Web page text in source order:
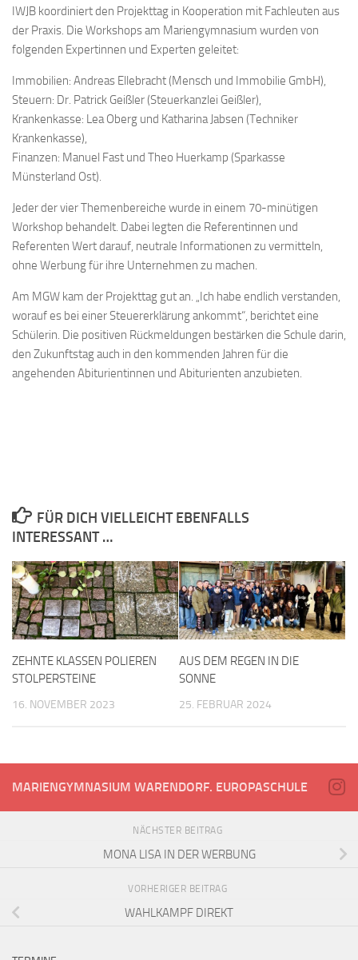
IWJB koordiniert den Projekttag in Kooperation mit Fachleuten aus
der Praxis. Die Workshops am Mariengymnasium wurden von
folgenden Expertinnen und Experten geleitet:
Immobilien: Andreas Ellebracht (Mensch und Immobilie GmbH),
Steuern: Dr. Patrick Geißler (Steuerkanzlei Geißler),
Krankenkasse: Lea Oberg und Katharina Jabsen (Techniker
Krankenkasse),
Finanzen: Manuel Fast und Theo Huerkamp (Sparkasse
Münsterland Ost).
Jeder der vier Themenbereiche wurde in einem 70-minütigen
Workshop behandelt. Dabei legten die Referentinnen und
Referenten Wert darauf, neutrale Informationen zu vermitteln,
ohne Werbung für ihre Unternehmen zu machen.
Am MGW kam der Projekttag gut an. „Ich habe endlich verstanden,
worauf es bei einer Steuererklärung ankommt“, berichtet eine
Schülerin. Die positiven Rückmeldungen bestärken die Schule darin,
den Zukunftstag auch in den kommenden Jahren für die
angehenden Abiturientinnen und Abiturienten anzubieten.
FÜR DICH VIELLEICHT EBENFALLS
INTERESSANT …
ZEHNTE KLASSEN POLIEREN
STOLPERSTEINE
16. NOVEMBER 2023
AUS DEM REGEN IN DIE
SONNE
25. FEBRUAR 2024
MARIENGYMNASIUM WARENDORF. EUROPASCHULE
NÄCHSTER BEITRAG
MONA LISA IN DER WERBUNG
VORHERIGER BEITRAG
WAHLKAMPF DIREKT